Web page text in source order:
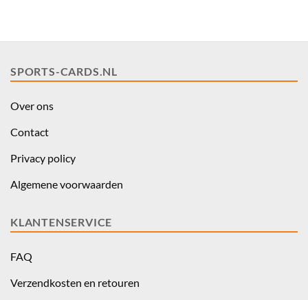
SPORTS-CARDS.NL
Over ons
Contact
Privacy policy
Algemene voorwaarden
KLANTENSERVICE
FAQ
Verzendkosten en retouren